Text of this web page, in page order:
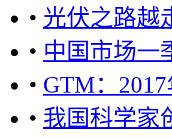
• 光伏之路越
• 中国市场一
• GTM：
• 我国科学家